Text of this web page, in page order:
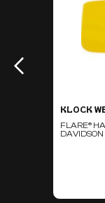
KLOCK
FLARE®